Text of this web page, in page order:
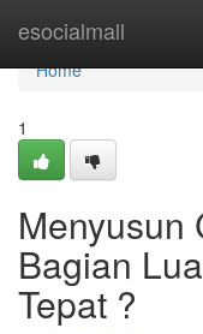
esocialmall
Home
Home
1
Menyusun
Bagian
Tepat ?